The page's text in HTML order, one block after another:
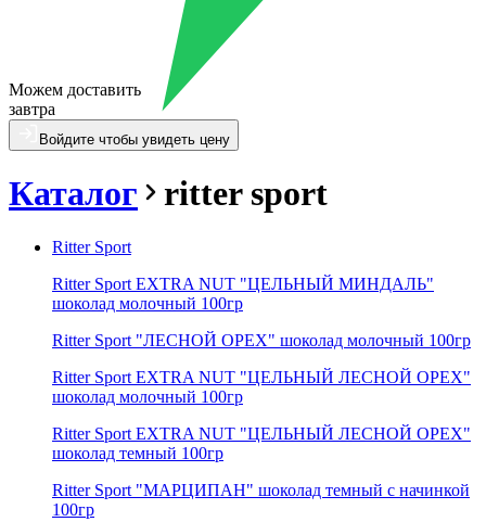
Можем доставить
завтра
Войдите чтобы увидеть цену
Каталог ritter sport
Ritter Sport
Ritter Sport EXTRA NUT "ЦЕЛЬНЫЙ МИНДАЛЬ"
шоколад молочный 100гр
Ritter Sport "ЛЕСНОЙ ОРЕХ" шоколад молочный 100гр
Ritter Sport EXTRA NUT "ЦЕЛЬНЫЙ ЛЕСНОЙ ОРЕХ"
шоколад молочный 100гр
Ritter Sport EXTRA NUT "ЦЕЛЬНЫЙ ЛЕСНОЙ ОРЕХ"
шоколад темный 100гр
Ritter Sport "МАРЦИПАН" шоколад темный c начинкой
100гр